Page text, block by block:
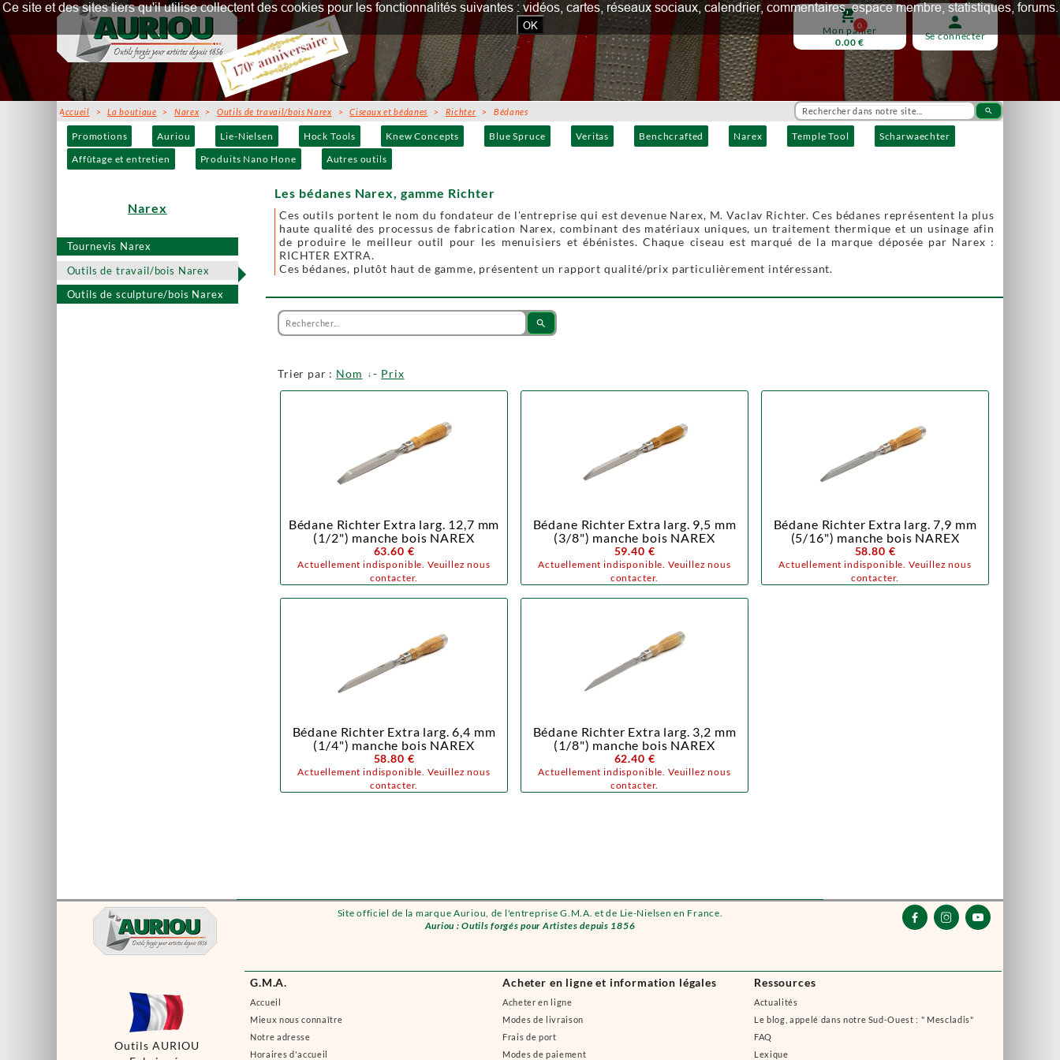
Site officiel de la marque Auriou, de l'entreprise G.M.A. et de Lie-Nielsen en France.
Auriou : Outils forgés pour Artistes depuis 1856
search
Promotions Auriou Lie-Nielsen Hock Tools Knew Concepts Blue Spruce Veritas Benchcrafted Narex Temple Tool
Scharwaechter
Affûtage et entretien
Produits Nano Hone Autres outils
person
Se connecter
shopping_cart
0
Mon panier
0.00 €
G.M.A.
Accueil
Mieux nous connaître
Notre adresse
Horaires d'accueil
Acheter en ligne et information légales
Acheter en ligne
Modes de livraison
Frais de port
Modes de paiement
Ressources
Actualités
Le blog, appelé dans notre Sud-Ouest : " Mescladis"
FAQ
Lexique
Tournevis Narex
Outils de travail/bois Narex
Outils de sculpture/bois Narex
  
Outils AURIOU
Accueil >La boutique >Narex >Outils de travail/bois Narex >Ciseaux et bédanes > Richter > Bédanes
Narex
Les bédanes Narex, gamme Richter
Ces outils portent le nom du fondateur de l'entreprise qui est devenue Narex, M. Vaclav Richter. Ces bédanes représentent la plus
haute qualité des processus de fabrication Narex, combinant des matériaux uniques, un traitement thermique et un usinage afin
de produire le meilleur outil pour les menuisiers et ébénistes. Chaque ciseau est marqué de la marque déposée par Narex :
RICHTER EXTRA.
Ces bédanes, plutôt haut de gamme, présentent un rapport qualité/prix particulièrement intéressant.
search
Trier par : Nom - Prix
Bédane Richter Extra larg. 12,7 mm
(1/2") manche bois NAREX
63.60 €
Actuellement indisponible. Veuillez nous
contacter.
Bédane Richter Extra larg. 9,5 mm
(3/8") manche bois NAREX
59.40 €
Actuellement indisponible. Veuillez nous
contacter.
Bédane Richter Extra larg. 7,9 mm
(5/16") manche bois NAREX
58.80 €
Actuellement indisponible. Veuillez nous
contacter.
Bédane Richter Extra larg. 6,4 mm
(1/4") manche bois NAREX
58.80 €
Actuellement indisponible. Veuillez nous
contacter.
Bédane Richter Extra larg. 3,2 mm
(1/8") manche bois NAREX
62.40 €
Actuellement indisponible. Veuillez nous
contacter.
Ce site et des sites tiers qu'il utilise collectent des cookies pour les fonctionnalités suivantes : vidéos, cartes, réseaux sociaux, calendrier, commentaires, espace membre, statistiques, forums.
OK